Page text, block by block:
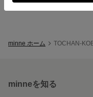
minne ホーム TOCHAN-
minneを知る